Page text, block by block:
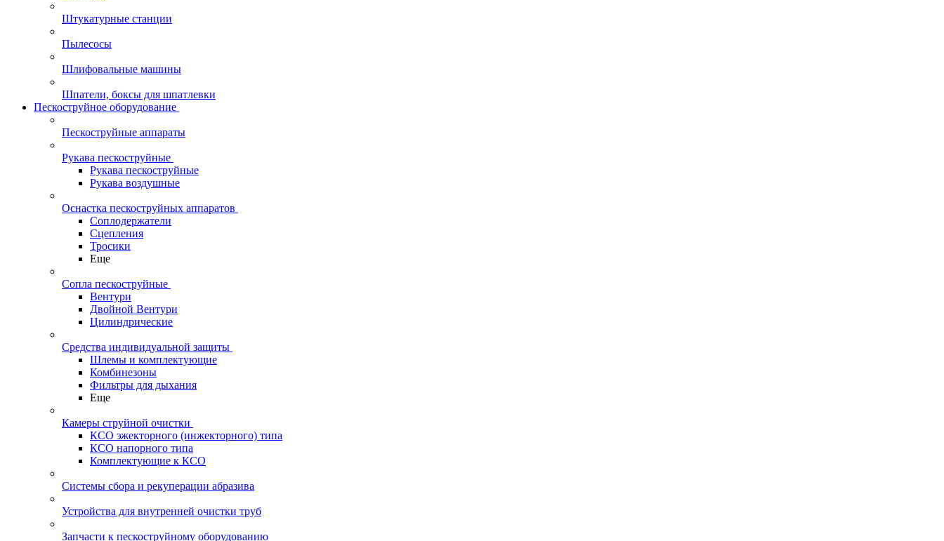
Штукатурные станции
Пылесосы
Шлифовальные машины
Шпатели, боксы для шпатлевки
Пескоструйное оборудование
Пескоструйные аппараты
Рукава пескоструйные
Рукава пескоструйные
Рукава воздушные
Оснастка пескоструйных аппаратов
Соплодержатели
Сцепления
Тросики
Еще
Сопла пескоструйные
Вентури
Двойной Вентури
Цилиндрические
Средства индивидуальной защиты
Шлемы и комплектующие
Комбинезоны
Фильтры для дыхания
Еще
Камеры струйной очистки
КСО эжекторного (инжекторного) типа
КСО напорного типа
Комплектующие к КСО
Системы сбора и рекуперации абразива
Устройства для внутренней очистки труб
Запчасти к пескоструйному оборудованию